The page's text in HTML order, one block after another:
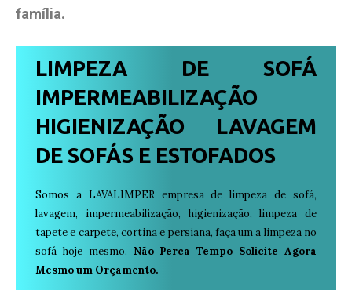
família.
LIMPEZA DE SOFÁ
IMPERMEABILIZAÇÃO
HIGIENIZAÇÃO LAVAGEM
DE SOFÁS E ESTOFADOS
Somos a LAVALIMPER empresa de limpeza de sofá,
lavagem, impermeabilização, higienização, limpeza de
tapete e carpete, cortina e persiana, faça um a limpeza no
sofá hoje mesmo. Não Perca Tempo Solicite Agora
Mesmo um Orçamento.